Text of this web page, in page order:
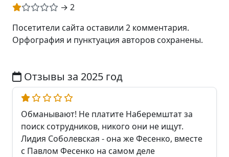
→ 2
Посетители сайта оставили 2 комментария.
Орфография и пунктуация авторов сохранены.
Отзывы за 2025 год
Обманывают! Не платите Наберемштат за
поиск сотрудников, никого они не ищут.
Лидия Соболевская - она же Фесенко, вместе
с Павлом Фесенко на самом деле